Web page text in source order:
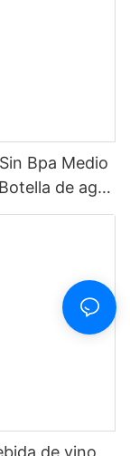
Bpa Medio
de agua
con
de vino